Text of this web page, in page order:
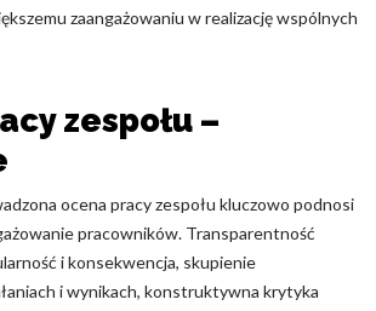
zaangażowaniu w realizację wspólnych
zespołu –
ocena pracy zespołu kluczowo podnosi
pracowników. Transparentność
i konsekwencja, skupienie
i wynikach, konstruktywna krytyka